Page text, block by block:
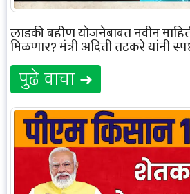
लाडकी बहीण योजनेबाबत नवीन
मिळणार? मंत्री अदिती तटकरे यांनी
पुढे वाचा ➜